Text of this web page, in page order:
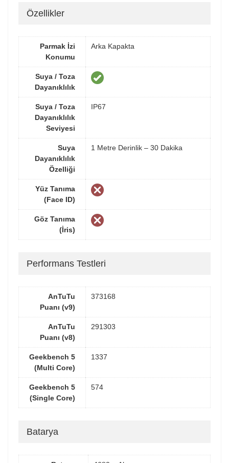
Özellikler
Parmak İzi
Konumu
Arka Kapakta
Suya / Toza
Dayanıklılık
Suya / Toza
Dayanıklılık
Seviyesi
IP67
Suya
Dayanıklılık
Özelliği
1 Metre Derinlik – 30 Dakika
Yüz Tanıma
(Face ID)
Göz Tanıma
(İris)
Performans Testleri
AnTuTu
Puanı (v9)
373168
AnTuTu
Puanı (v8)
291303
Geekbench 5
(Multi Core)
1337
Geekbench 5
(Single Core)
574
Batarya